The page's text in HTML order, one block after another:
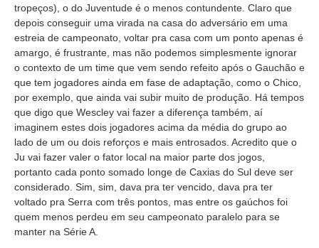
tropeços), o do Juventude é o menos contundente. Claro que
depois conseguir uma virada na casa do adversário em uma
estreia de campeonato, voltar pra casa com um ponto apenas é
amargo, é frustrante, mas não podemos simplesmente ignorar
o contexto de um time que vem sendo refeito após o Gauchão e
que tem jogadores ainda em fase de adaptação, como o Chico,
por exemplo, que ainda vai subir muito de produção. Há tempos
que digo que Wescley vai fazer a diferença também, aí
imaginem estes dois jogadores acima da média do grupo ao
lado de um ou dois reforços e mais entrosados. Acredito que o
Ju vai fazer valer o fator local na maior parte dos jogos,
portanto cada ponto somado longe de Caxias do Sul deve ser
considerado. Sim, sim, dava pra ter vencido, dava pra ter
voltado pra Serra com três pontos, mas entre os gaúchos foi
quem menos perdeu em seu campeonato paralelo para se
manter na Série A.